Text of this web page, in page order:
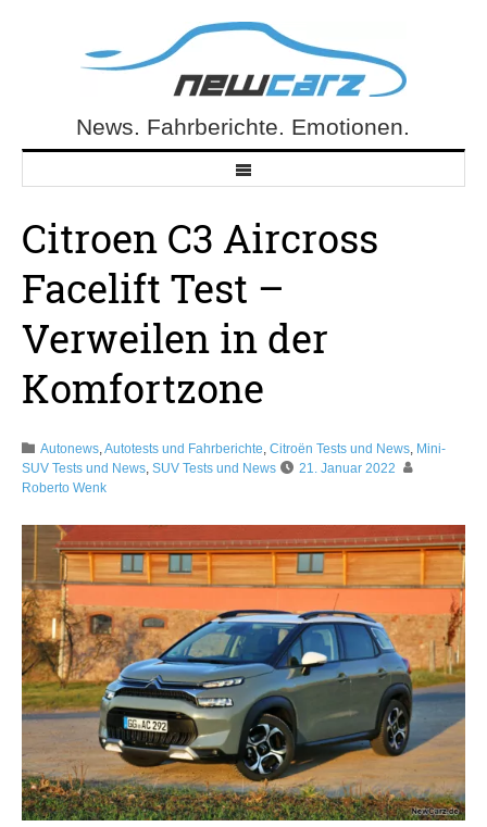
NewCarz.deNews. Fahrberichte. Emotionen.
Citroen C3 Aircross
Facelift Test –
Verweilen in der
Komfortzone
Autonews,Autotests und Fahrberichte, Citroën Tests und News, Mini-
SUV Tests und News, SUV Tests und News
21. Januar 2022
Roberto Wenk